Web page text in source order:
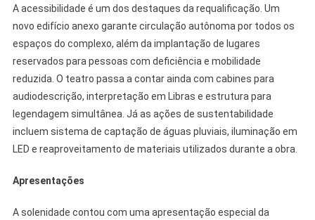
A acessibilidade é um dos destaques da requalificação. Um
novo edifício anexo garante circulação autônoma por todos os
espaços do complexo, além da implantação de lugares
reservados para pessoas com deficiência e mobilidade
reduzida. O teatro passa a contar ainda com cabines para
audiodescrição, interpretação em Libras e estrutura para
legendagem simultânea. Já as ações de sustentabilidade
incluem sistema de captação de águas pluviais, iluminação em
LED e reaproveitamento de materiais utilizados durante a obra.
Apresentações
A solenidade contou com uma apresentação especial da